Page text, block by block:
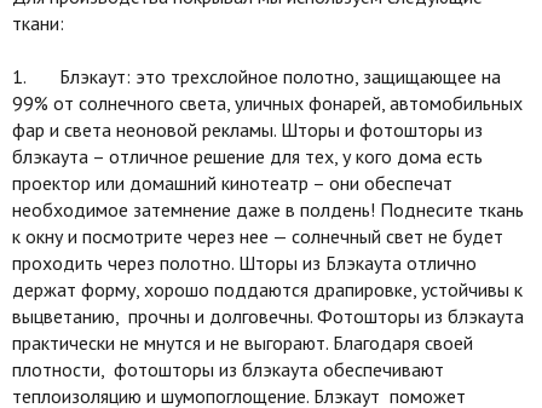
ткани:
1. Блэкаут: это трехслойное полотно, защищающее на
99% от солнечного света, уличных фонарей, автомобильных
фар и света неоновой рекламы. Шторы и фотошторы из
блэкаута – отличное решение для тех, у кого дома есть
проектор или домашний кинотеатр – они обеспечат
необходимое затемнение даже в полдень! Поднесите ткань
к окну и посмотрите через нее — солнечный свет не будет
проходить через полотно. Шторы из Блэкаута отлично
держат форму, хорошо поддаются драпировке, устойчивы к
выцветанию, прочны и долговечны. Фотошторы из блэкаута
практически не мнутся и не выгорают. Благодаря своей
плотности, фотошторы из блэкаута обеспечивают
теплоизоляцию и шумопоглощение. Блэкаут поможет